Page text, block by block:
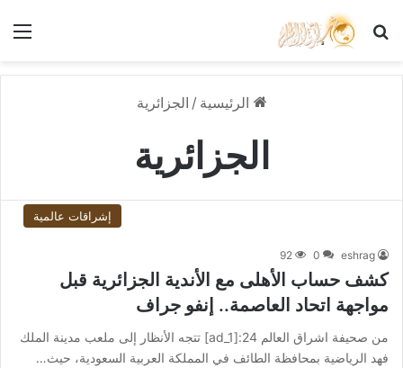
بحث عن
الرئيسية / الجزائرية
الجزائرية
إشراقات عالمية
eshrag
0
92
كشف حساب الأهلى مع الأندية الجزائرية قبل
مواجهة اتحاد العاصمة.. إنفو جراف
من صحيفة اشراق العالم 24:[ad_1] تتجه الأنظار إلى ملعب مدينة الملك
فهد الرياضية بمحافظة الطائف في المملكة العربية السعودية، حيث…